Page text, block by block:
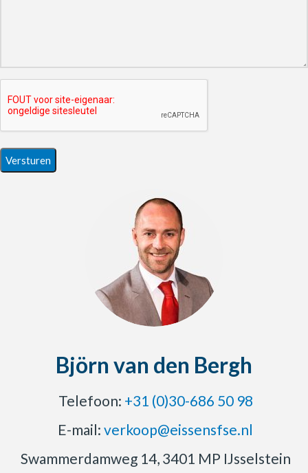
Björn van den Bergh
Telefoon: +31 (0)30-686 50 98
E-mail: verkoop@eissensfse.nl
Swammerdamweg 14, 3401 MP IJsselstein